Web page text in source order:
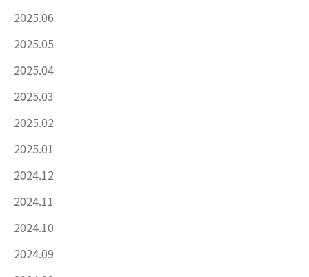
2025.06
2025.05
2025.04
2025.03
2025.02
2025.01
2024.12
2024.11
2024.10
2024.09